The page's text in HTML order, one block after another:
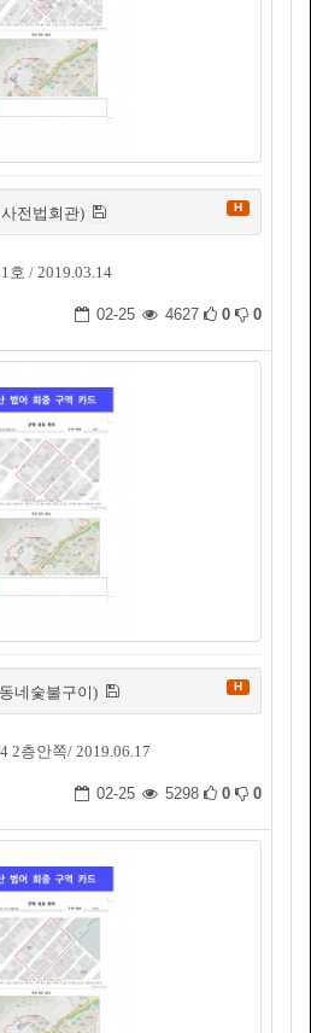
전법회관) H
호 / 2019.03.14
02-25 4627 0 0
네숯불구이) H
2층안쪽/ 2019.06.17
02-25 5298 0 0